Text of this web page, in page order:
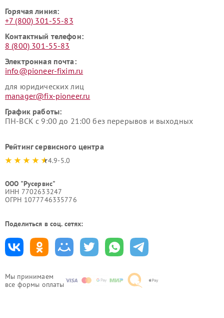
Мы принимаем
все формы оплаты
Горячая линия:
+7 (800) 301-55-83
Контактный телефон:
8 (800) 301-55-83
Электронная почта:
info@pioneer-fixim.ru
для юридических лиц
manager@fix-pioneer.ru
График работы:
ПН-ВСК с 9:00 до 21:00 без перерывов и выходных
Рейтинг сервисного центра
4.9-5.0
ООО "Русервис"
ИНН 7702633247
ОГРН 1077746335776
Поделиться в соц. сетях: